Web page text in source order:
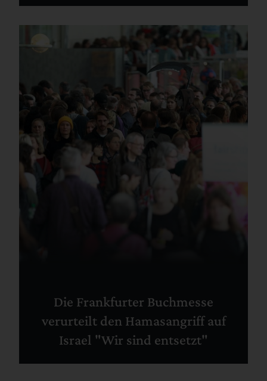
Die Frankfurter Buchmesse
verurteilt den Hamasangriff auf
Israel "Wir sind entsetzt"